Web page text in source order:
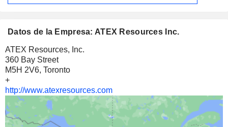
Datos de la Empresa: ATEX Resources Inc.
ATEX Resources, Inc.
360 Bay Street
M5H 2V6, Toronto
+
http://www.atexresources.com